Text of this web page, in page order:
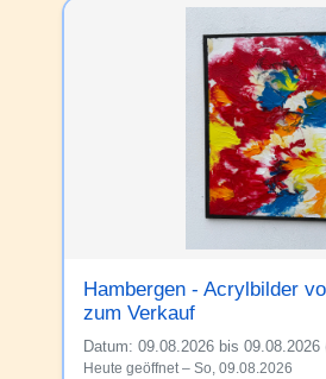
Hambergen - Acrylbilder
zum Verkauf
Datum: 09.08.2026 bis 09.08.2026
Heute geöffnet – So, 09.08.2026